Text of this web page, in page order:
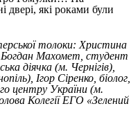
двері, які роками були
толоки: Христина
Махомет, студент
діячка (м. Чернігів),
Ігор Сіренко, біолог,
центру України (м.
Колегії ЕГО «Зелений